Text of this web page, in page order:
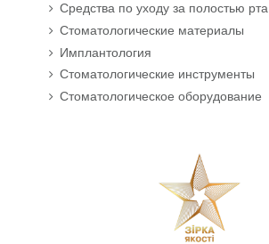
Средства по уходу за полостью рта
Стоматологические материалы
Имплантология
Стоматологические инструменты
Стоматологическое оборудование